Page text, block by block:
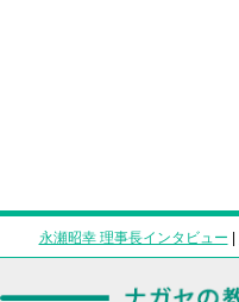
永瀬昭幸 理事長インタビュー |